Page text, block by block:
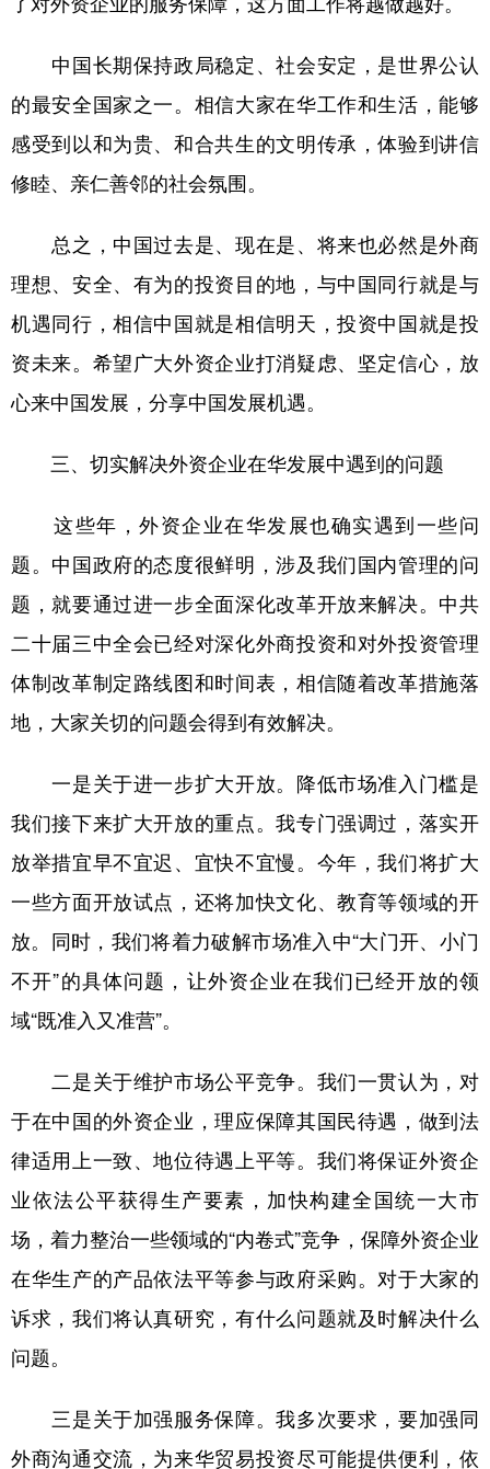
中国长期保持政局稳定、社会安定，是世界公认
的最安全国家之一。相信大家在华工作和生活，能够
感受到以和为贵、和合共生的文明传承，体验到讲信
修睦、亲仁善邻的社会氛围。
总之，中国过去是、现在是、将来也必然是外商
理想、安全、有为的投资目的地，与中国同行就是与
机遇同行，相信中国就是相信明天，投资中国就是投
资未来。希望广大外资企业打消疑虑、坚定信心，放
心来中国发展，分享中国发展机遇。
三、切实解决外资企业在华发展中遇到的问题
这些年，外资企业在华发展也确实遇到一些问
题。中国政府的态度很鲜明，涉及我们国内管理的问
题，就要通过进一步全面深化改革开放来解决。中共
二十届三中全会已经对深化外商投资和对外投资管理
体制改革制定路线图和时间表，相信随着改革措施落
地，大家关切的问题会得到有效解决。
一是关于进一步扩大开放。降低市场准入门槛是
我们接下来扩大开放的重点。我专门强调过，落实开
放举措宜早不宜迟、宜快不宜慢。今年，我们将扩大
一些方面开放试点，还将加快文化、教育等领域的开
放。同时，我们将着力破解市场准入中“大门开、小门
不开”的具体问题，让外资企业在我们已经开放的领
域“既准入又准营”。
二是关于维护市场公平竞争。我们一贯认为，对
于在中国的外资企业，理应保障其国民待遇，做到法
律适用上一致、地位待遇上平等。我们将保证外资企
业依法公平获得生产要素，加快构建全国统一大市
场，着力整治一些领域的“内卷式”竞争，保障外资企业
在华生产的产品依法平等参与政府采购。对于大家的
诉求，我们将认真研究，有什么问题就及时解决什么
问题。
三是关于加强服务保障。我多次要求，要加强同
外商沟通交流，为来华贸易投资尽可能提供便利，依